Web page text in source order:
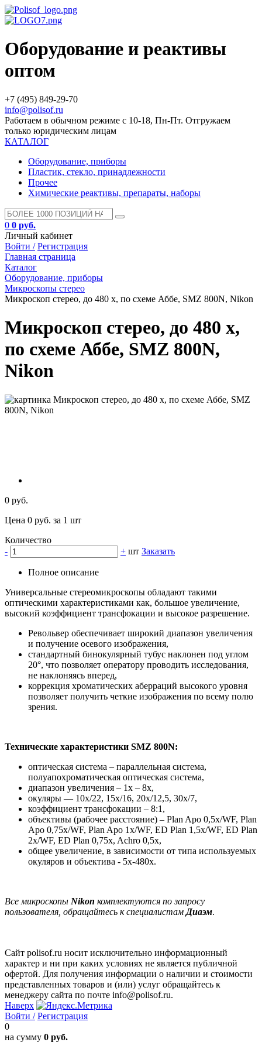
Оборудование и реактивы
оптом
+7 (495) 849-29-70
info@polisof.ru
Работаем в обычном режиме с 10-18, Пн-Пт. Отгружаем
только юридическим лицам
КАТАЛОГ
Оборудование, приборы
Пластик, стекло, принадлежности
Прочее
Химические реактивы, препараты, наборы
0 0 руб.
Личный кабинет
Войти / Регистрация
Главная страница
Каталог
Оборудование, приборы
Микроскопы стерео
Микроскоп стерео, до 480 x, по схеме Аббе, SMZ 800N, Nikon
Микроскоп стерео, до 480 x,
по схеме Аббе, SMZ 800N,
Nikon
0 руб.
Цена 0 руб. за 1 шт
Количество
-
+ шт Заказать
Полное описание
Универсальные стереомикроскопы обладают такими
оптическими характеристиками как, большое увеличение,
высокий коэффициент трансфокации и высокое разрешение.
Револьвер обеспечивает широкий диапазон увеличения
и получение осевого изображения,
стандартный бинокулярный тубус наклонен под углом
20°, что позволяет оператору проводить исследования,
не наклоняясь вперед,
коррекция хроматических аберраций высокого уровня
позволяет получить четкие изображения по всему полю
зрения.
Технические характеристики SMZ 800N:
оптическая система – параллельная система,
полуапохроматическая оптическая система,
диапазон увеличения – 1х – 8х,
окуляры — 10x/22, 15x/16, 20x/12,5, 30x/7,
коэффициент трансфокации – 8:1,
объективы (рабочее расстояние) – Plan Apo 0,5x/WF, Plan
Apo 0,75x/WF, Plan Apo 1x/WF, ED Plan 1,5x/WF, ED Plan
2x/WF, ED Plan 0,75x, Achro 0,5x,
общее увеличение, в зависимости от типа используемых
окуляров и объектива - 5x-480x.
Все микроскопы Nikon комплектуются по запросу
пользователя, обращайтесь к специалистам Диаэм.
Сайт polisof.ru носит исключительно информационный
характер и ни при каких условиях не является публичной
офертой. Для получения информации о наличии и стоимости
представленных товаров и (или) услуг обращайтесь к
менеджеру сайта по почте info@polisof.ru.
Наверх
Войти / Регистрация
0
на сумму 0 руб.